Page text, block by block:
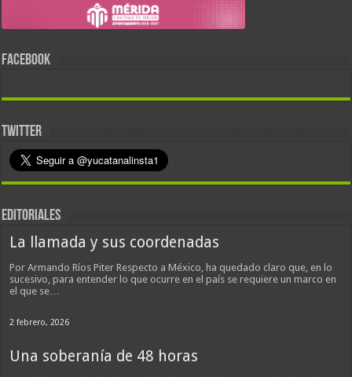
FACEBOOK
TWITTER
EDITORIALES
La llamada y sus coordenadas
Por Armando Ríos Piter Respecto a México, ha quedado claro que, en lo
sucesivo, para entender lo que ocurre en el país se requiere un marco en
el que se…
2 febrero, 2026
Una soberanía de 48 horas